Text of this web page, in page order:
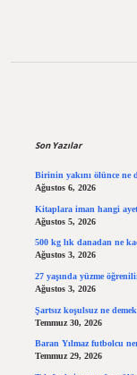
Son Yazılar
Birinin yakını ölünce ne
Ağustos 6, 2026
Kitaplara iman hangi
Ağustos 5, 2026
500 kg lık danadan ne
Ağustos 3, 2026
27 yaşında yüzme
Ağustos 3, 2026
Şartsız koşulsuz ne
Temmuz 30, 2026
Baran Yılmaz futbolcu
Temmuz 29, 2026